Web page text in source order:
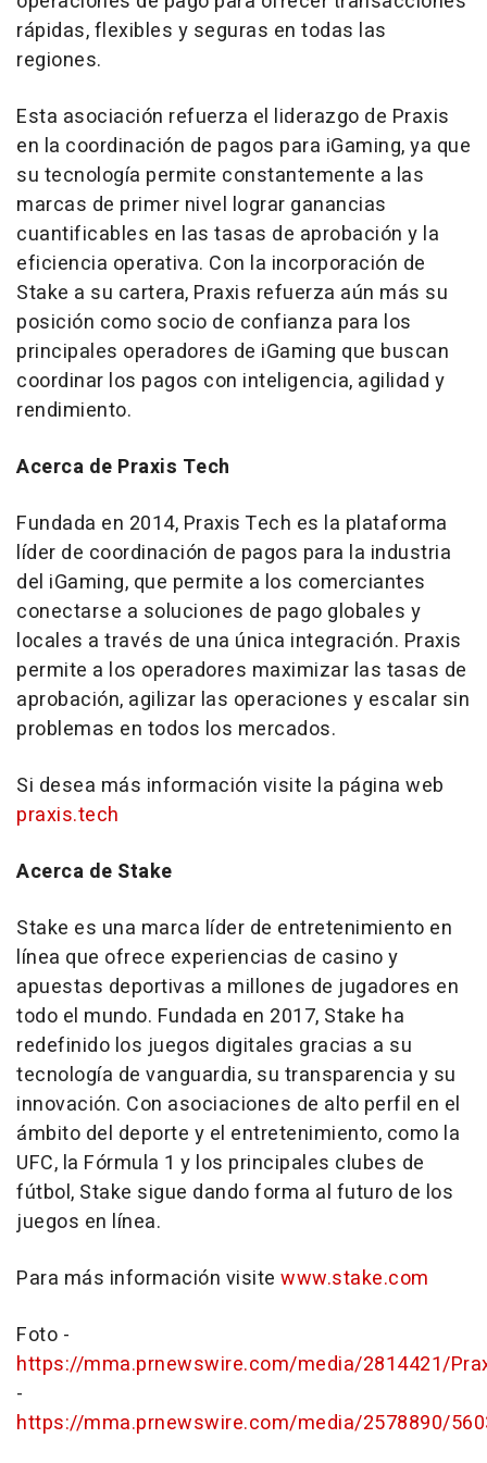
rápidas, flexibles y seguras en todas las
regiones.
Esta asociación refuerza el liderazgo de Praxis
en la coordinación de pagos para iGaming, ya que
su tecnología permite constantemente a las
marcas de primer nivel lograr ganancias
cuantificables en las tasas de aprobación y la
eficiencia operativa. Con la incorporación de
Stake a su cartera, Praxis refuerza aún más su
posición como socio de confianza para los
principales operadores de iGaming que buscan
coordinar los pagos con inteligencia, agilidad y
rendimiento.
Acerca de Praxis Tech
Fundada en 2014, Praxis Tech es la plataforma
líder de coordinación de pagos para la industria
del iGaming, que permite a los comerciantes
conectarse a soluciones de pago globales y
locales a través de una única integración. Praxis
permite a los operadores maximizar las tasas de
aprobación, agilizar las operaciones y escalar sin
problemas en todos los mercados.
Si desea más información visite la página web
praxis.tech
Acerca de Stake
Stake es una marca líder de entretenimiento en
línea que ofrece experiencias de casino y
apuestas deportivas a millones de jugadores en
todo el mundo. Fundada en 2017, Stake ha
redefinido los juegos digitales gracias a su
tecnología de vanguardia, su transparencia y su
innovación. Con asociaciones de alto perfil en el
ámbito del deporte y el entretenimiento, como la
UFC, la Fórmula 1 y los principales clubes de
fútbol, Stake sigue dando forma al futuro de los
juegos en línea.
Para más información visite www.stake.com
Foto -
https://mma.prnewswire.com/media/2814421/
-
https://mma.prnewswire.com/media/2578890/